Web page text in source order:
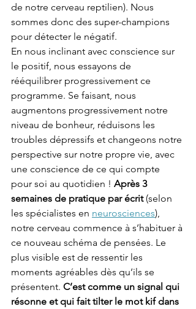
de notre cerveau reptilien). Nous
sommes donc des super-champions
pour détecter le négatif.
En nous inclinant avec conscience sur
le positif, nous essayons de
rééquilibrer progressivement ce
programme. Se faisant, nous
augmentons progressivement notre
niveau de bonheur, réduisons les
troubles dépressifs et changeons notre
perspective sur notre propre vie, avec
une conscience de ce qui compte
pour soi au quotidien ! Après 3
semaines de pratique par écrit (selon
les spécialistes en neurosciences),
notre cerveau commence à s’habituer à
ce nouveau schéma de pensées. Le
plus visible est de ressentir les
moments agréables dès qu’ils se
présentent. C’est comme un signal qui
résonne et qui fait tilter le mot kif dans